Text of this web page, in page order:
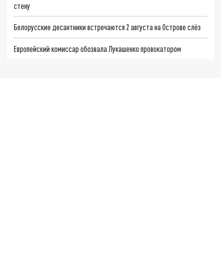
стену
Белорусские десантники встречаются 2 августа на Острове слёз
Европейский комиссар обозвала Лукашенко провокатором